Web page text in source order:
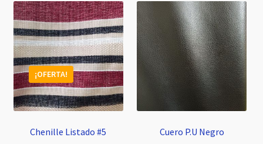
Chenille Listado #5
¡OFERTA!
Cuero P.U Negro